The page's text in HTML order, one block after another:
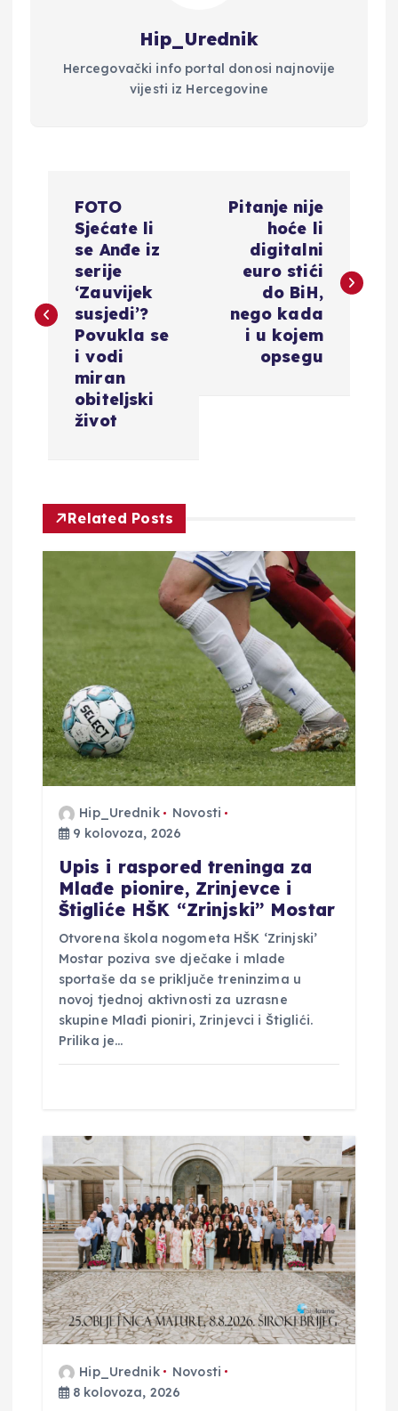
Hip_Urednik
Hercegovački info portal donosi najnovije
vijesti iz Hercegovine
i
o
b
a
FOTO
Sjećate li
se Anđe iz
serije
‘Zauvijek
susjedi’?
Povukla se
i vodi
miran
obiteljski
život
Pitanje nije
hoće li
digitalni
euro stići
do BiH,
nego kada
i u kojem
opsegu
Related Posts
Hip_Urednik
Novosti
9 kolovoza, 2026
​Upis i raspored treninga za
Mlađe pionire, Zrinjevce i
Štigliće HŠK “Zrinjski” Mostar
​Otvorena škola nogometa HŠK ‘Zrinjski’
Mostar poziva sve dječake i mlade
sportaše da se priključe treninzima u
novoj tjednoj aktivnosti za uzrasne
skupine Mlađi pioniri, Zrinjevci i Štiglići. ​
Prilika je…
Hip_Urednik
Novosti
8 kolovoza, 2026